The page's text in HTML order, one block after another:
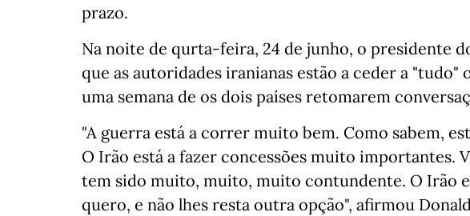
prazo.
Na noite de qurta-feira, 24 de junho, o presidente
que as autoridades iranianas estão a ceder a "tudo"
uma semana de os dois países retomarem
"A guerra está a correr muito bem. Como sabem,
O Irão está a fazer concessões muito importantes.
tem sido muito, muito, muito contundente. O Irão
quero, e não lhes resta outra opção", afirmou